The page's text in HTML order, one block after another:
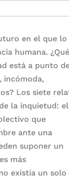
en el que lo
humana.
está a punto
incómoda,
Los siete
la inquietud: el
que
ante una
suponer un
más
existía un solo